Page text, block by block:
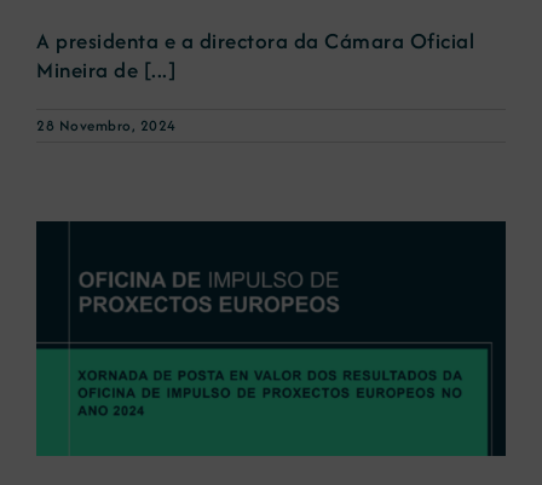
A presidenta e a directora da Cámara Oficial
Mineira de [...]
28 Novembro, 2024